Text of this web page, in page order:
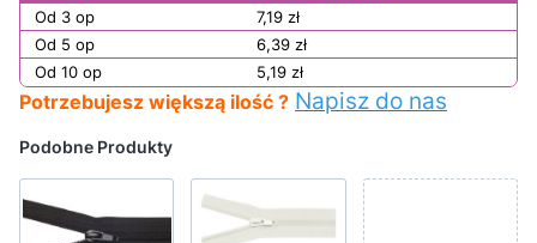
Od 3 op
7,19 zł
Od 5 op
6,39 zł
Od 10 op
5,19 zł
Potrzebujesz większą ilość ? Napisz do nas
Podobne Produkty